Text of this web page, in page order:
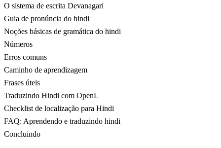
O sistema de escrita Devanagari
Guia de pronúncia do hindi
Noções básicas de gramática do hindi
Números
Erros comuns
Caminho de aprendizagem
Frases úteis
Traduzindo Hindi com OpenL
Checklist de localização para Hindi
FAQ: Aprendendo e traduzindo hindi
Concluindo